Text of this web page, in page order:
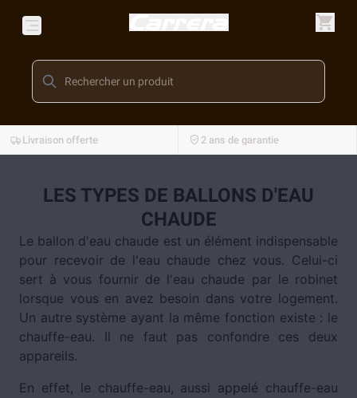
Livraison offerte 2 ans de garantie
LES TYPES DE BALLONS D'EAU
CHAUDE
Le ballon d'eau chaude est un élément indispensable
pour recevoir de l'eau chaude chez vous. Celui-ci
sert à vous fournir de l'eau chaude par le robinet
lorsque vous en avez besoin dans votre logement.
Un autre système ayant la même fonction existe : le
chauffe-eau. Il ne faut pas confondre ces deux
appareils.
En effet, le chauffe-eau, aussi appelé chauffe-eau